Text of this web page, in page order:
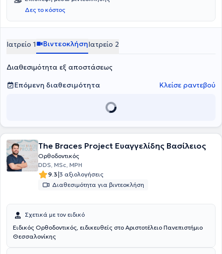
Δες το κόστος
Ιατρείο 1 ΒιντεοκλήσηΙατρείο 2
Διαθεσιμότητα εξ αποστάσεως
Επόμενη διαθεσιμότητα
Κλείσε ραντεβού
The Braces Project Ευαγγελίδης Βασίλειος
Ορθοδοντικός
DDS, MSc, MPH
9.3|3 αξιολογήσεις
Διαθεσιμότητα για βιντεοκλήση
Σχετικά με τον ειδικό
Ειδικός Ορθοδοντικός, ειδικευθείς στο Αριστοτέλειο Πανεπιστήμιο
Θεσσαλονίκης